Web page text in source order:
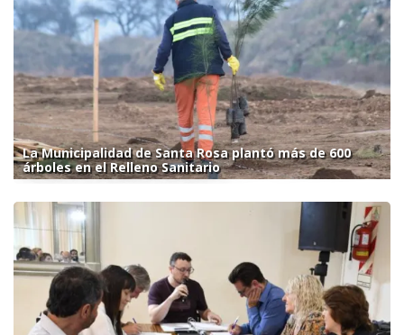
La Municipalidad de Santa Rosa plantó más de 600
árboles en el Relleno Sanitario